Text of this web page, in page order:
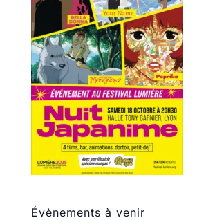
Évènements à venir